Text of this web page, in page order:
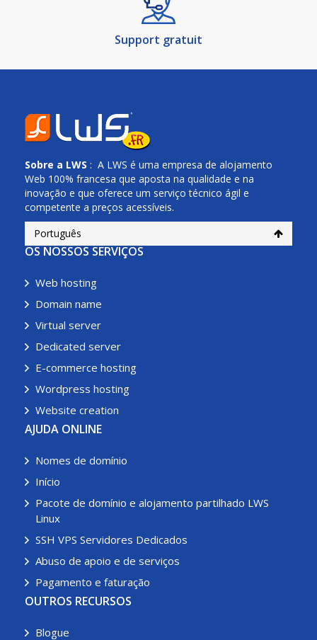
Support gratuit
Sobre a LWS : A LWS é uma empresa de alojamento
Web 100% francesa que aposta na qualidade e na
inovação e que oferece um serviço técnico ágil e
competente a preços acessíveis.
Português
OS NOSSOS SERVIÇOS
Web hosting
Domain name
Virtual server
Dedicated server
E-commerce hosting
Wordpress hosting
Website creation
AJUDA ONLINE
Nomes de domínio
Início
Pacote de domínio e alojamento partilhado LWS
Linux
SSH VPS Servidores Dedicados
Abuso de apoio e de serviços
Pagamento e faturação
OUTROS RECURSOS
Blogue